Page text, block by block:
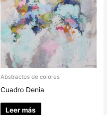
Abstractos de colores
Cuadro Denia
Leer más